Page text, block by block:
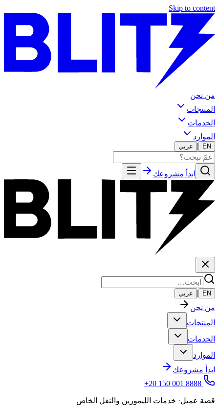
Skip to content
من نحن
المنتجات
الخدمات
الموارد
EN
| عربي
ابدأ مشروعك
EN
| عربي
من نحن
المنتجات
الخدمات
الموارد
ابدأ مشروعك
+20 150 001 8888
قصة عميل· خدمات الليموزين والنقل الخاص